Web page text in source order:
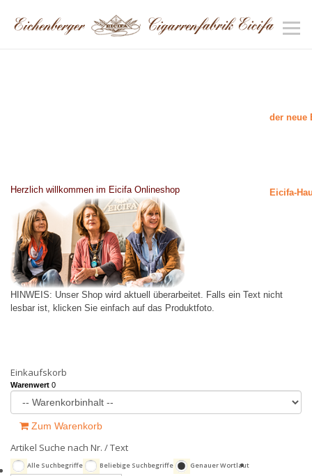
Herzlich willkommen im Eicifa Onlineshop
der neue
Eicifa-
HINWEIS: Unser Shop wird aktuell überarbeitet. Falls ein Text nicht
lesbar ist, klicken Sie einfach auf das Produktfoto.
Einkaufskorb
Warenwert 0
Zum Warenkorb
Artikel Suche nach Nr. / Text
Alle Suchbegriffe Beliebige Suchbegriffe Genauer Wortlaut